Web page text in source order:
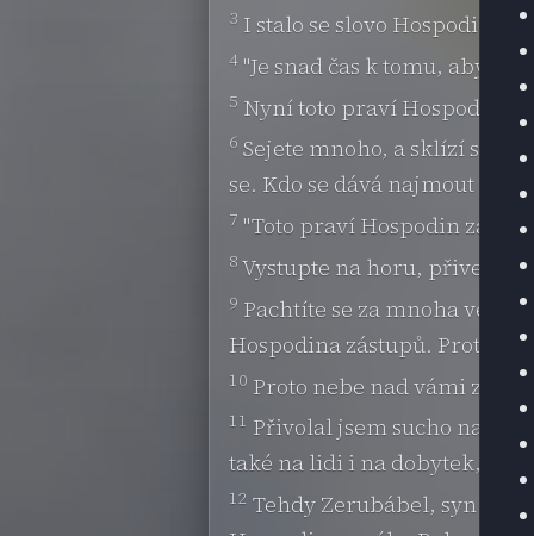
3 I stalo se slovo Hospodinovo
4 "Je snad čas k tomu,
5 Nyní toto praví Hospodin
6 Sejete mnoho, a sklízí se
se. Kdo se dává najmout za
7 "Toto praví Hospodin
8 Vystupte na horu, přivezte
9 Pachtíte se za mnoha
Hospodina zástupů. Protože
10 Proto nebe nad vámi
11 Přivolal jsem sucho na
také na lidi i na dobytek, na
12 Tehdy Zerubábel, syn